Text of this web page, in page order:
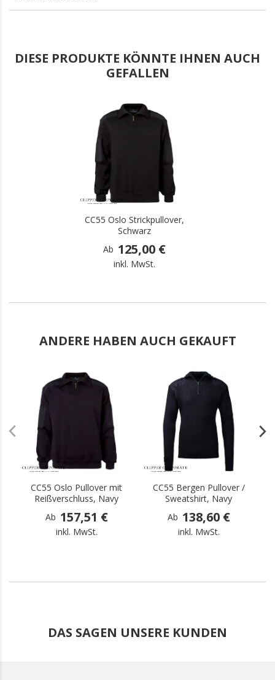
DIESE PRODUKTE KÖNNTE IHNEN AUCH
GEFALLEN
CC55 Oslo Strickpullover,
Schwarz
Ab 125,00 €
inkl. MwSt.
ANDERE HABEN AUCH GEKAUFT
CC55 Oslo Pullover mit
Reißverschluss, Navy
Ab 157,51 €
inkl. MwSt.
CC55 Bergen Pullover /
Sweatshirt, Navy
Ab 138,60 €
inkl. MwSt.
DAS SAGEN UNSERE KUNDEN